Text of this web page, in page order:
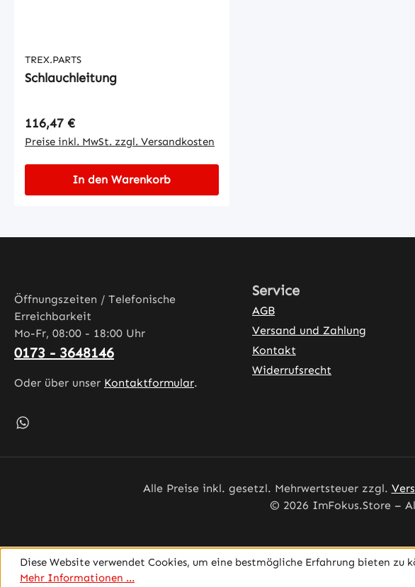
TREX.PARTS
Schlauchleitung
Regulärer Preis:
116,47 €
Preise inkl. MwSt. zzgl. Versandkosten
In den Warenkorb
Öffnungszeiten / Telefonische
Erreichbarkeit
Mo-Fr, 08:00 - 18:00 Uhr
0173 - 3648146
Oder über unser Kontaktformular.
Schreib uns auf WhatsApp – öffnet in neuem Tab (externer Link)
Service
AGB
Versand und Zahlung
Kontakt
Widerrufsrecht
Alle Preise inkl. gesetzl. Mehrwertsteuer zzgl.
© 2026 ImFokus.Store –
Diese Website verwendet Cookies, um eine bestmögliche Erfahrung bieten zu
Mehr Informationen ...